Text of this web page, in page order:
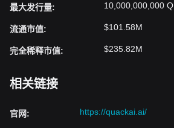
最大发行量: 10,000,000,000 Q
流通市值: $101.58M
完全稀释市值: $235.82M
相关链接
官网: https://quackai.ai/